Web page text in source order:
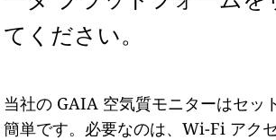
てください。
当社の GAIA 空気質モニターはセッ
簡単です。必要なのは、Wi-Fi アク